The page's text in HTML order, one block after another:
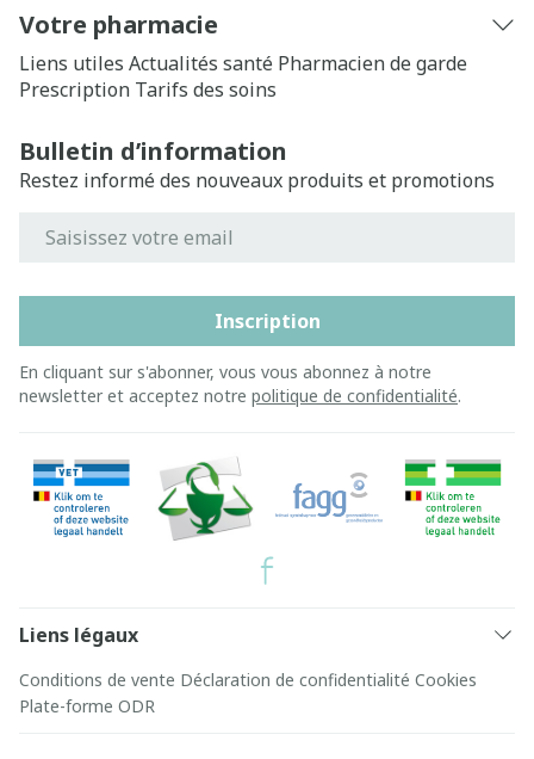
Votre pharmacie
Liens utiles Actualités santé Pharmacien de garde
Prescription Tarifs des soins
Bulletin d’information
Restez informé des nouveaux produits et promotions
Inscription
En cliquant sur s'abonner, vous vous abonnez à notre
newsletter et acceptez notre politique de confidentialité.
Liens légaux
Conditions de vente Déclaration de confidentialité Cookies
Plate-forme ODR